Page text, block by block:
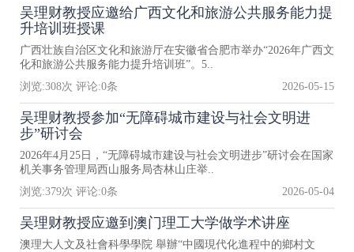
吴理财教授应邀给广西文化和旅游公共服务能力提
升培训班授课
广西壮族自治区文化和旅游厅在安徽省合肥市举办“2026年广西文
化和旅游公共服务能力提升培训班”。5..
浏览:308次 评论:0条 2026-05-15
吴理财教授参加“无障碍城市建设与社会文明进
步”研讨会
2026年4月25日，“无障碍城市建设与社会文明进步”研讨会在国家
机关事务管理局西山服务局杏林山庄举..
浏览:379次 评论:0条 2026-05-04
吴理财教授应邀到澳门理工大学做学术讲座
澳理大人文及社會科學學院 舉辦“中國現代化進程中的鄉村文